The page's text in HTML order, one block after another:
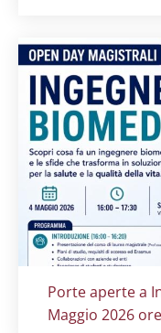
Titolo card:
Porte aperte a
Maggio 2026